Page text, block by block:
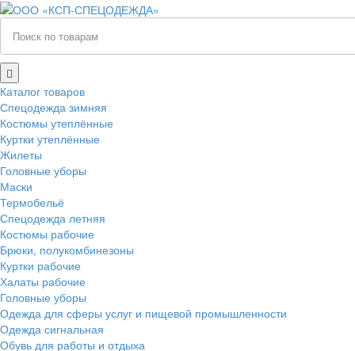
Каталог товаров
Спецодежда зимняя
Костюмы утеплённые
Куртки утеплённые
Жилеты
Головные уборы
Маски
Термобельё
Спецодежда летняя
Костюмы рабочие
Брюки, полукомбинезоны
Куртки рабочие
Халаты рабочие
Головные уборы
Одежда для сферы услуг и пищевой промышленности
Одежда сигнальная
Обувь для работы и отдыха